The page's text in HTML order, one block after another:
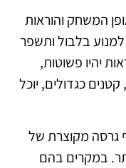
המשחק והוראות
בלבול ותשפר
יהיו פשוטות,
כגדולים, יוכל
גרסה מקוצרת של
במקרים בהם